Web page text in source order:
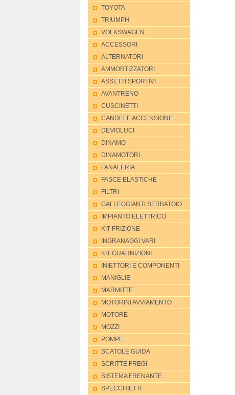
TOYOTA
TRIUMPH
VOLKSWAGEN
ACCESSORI
ALTERNATORI
AMMORTIZZATORI
ASSETTI SPORTIVI
AVANTRENO
CUSCINETTI
CANDELE ACCENSIONE
DEVIOLUCI
DINAMO
DINAMOTORI
FANALERIA
FASCE ELASTICHE
FILTRI
GALLEGGIANTI SERBATOIO
IMPIANTO ELETTRICO
KIT FRIZIONE
INGRANAGGI VARI
KIT GUARNIZIONI
INIETTORI E COMPONENTI
MANIGLIE
MARMITTE
MOTORINI AVVIAMENTO
MOTORE
MOZZI
POMPE
SCATOLE GUIDA
SCRITTE FREGI
SISTEMA FRENANTE
SPECCHIETTI